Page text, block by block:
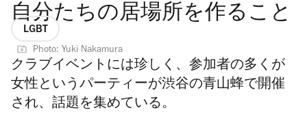
自分たちの居場所を作ること
LGBT
Photo: Yuki Nakamura
クラブイベントには珍しく、参加者の多くが
女性というパーティーが渋谷の青山蜂で開催
され、話題を集めている。